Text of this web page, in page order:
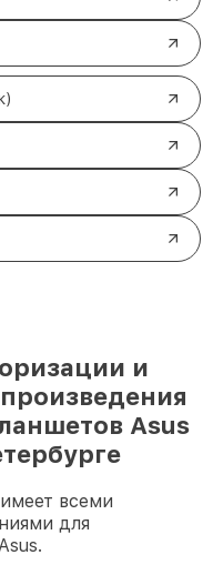
и
Asus
всеми
для